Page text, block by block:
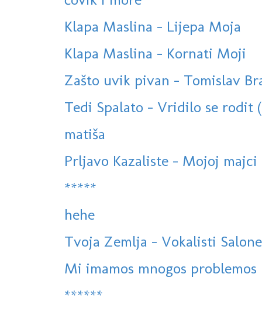
Klapa Maslina - Lijepa Moja
Klapa Maslina - Kornati Moji
Zašto uvik pivan - Tomislav
Tedi Spalato - Vridilo se rodit
matiša
Prljavo Kazaliste - Mojoj majci
*****
hehe
Tvoja Zemlja - Vokalisti Salone
Mi imamos mnogos problemos
******